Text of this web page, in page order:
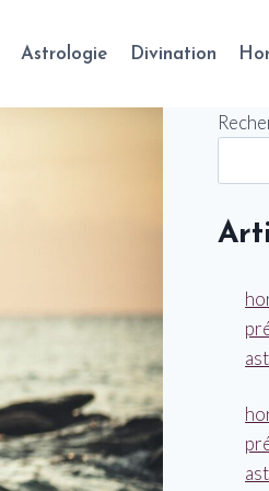
Astrologie Divination